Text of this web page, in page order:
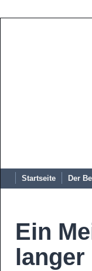
Startseite Der
Ein